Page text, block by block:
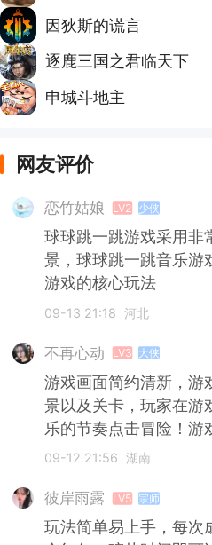
因狄斯的谎言
逐鹿三国之君临天下
申城斗地主
网友评价
恋竹姑娘 LV2 少侠
球球跳一跳游戏采用非
景，球球跳一跳音乐游
游戏的核心玩法
09-13 21:18 河北
不再心动 LV3 大侠
游戏画面简约清新，游
景以及关卡，玩家在游
乐的节奏点击冒险！游
09-12 21:56 湖南
彼岸雨露 LV5 宗师
玩法简单易上手，每次